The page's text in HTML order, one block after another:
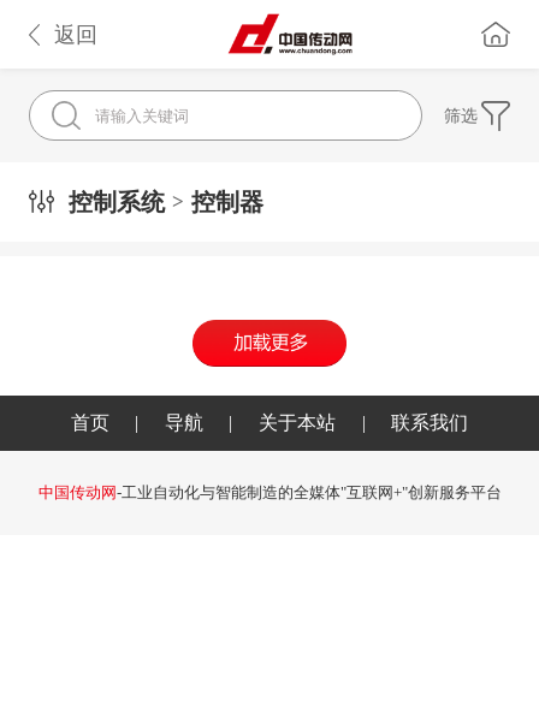
返回
筛选
控制系统 > 控制器
首页 | 导航 | 关于本站 | 联系我们
中国传动网-工业自动化与智能制造的全媒体"互联网+"创新服务平台